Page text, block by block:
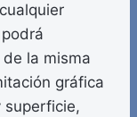
la misma
gráfica
superficie,